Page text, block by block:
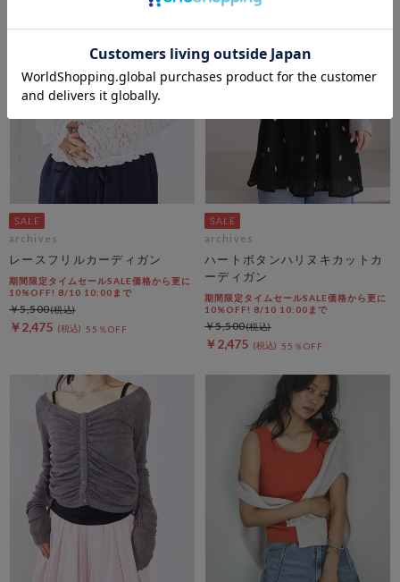
archives
レースフリルカーディガン
期間限定タイムセールSALE価格から更に
10%OFF! 8/10 10:00まで
￥2,475 55％OFF
￥5,500
archives
ハートボタンハリヌキカットカ
ーディガン
期間限定タイムセールSALE価格から更に
10%OFF! 8/10 10:00まで
￥2,475 55％OFF
￥5,500